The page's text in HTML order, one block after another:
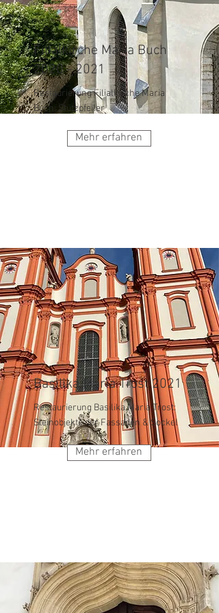
Filialkirche Maria Buch
2020 - 2021
Restaurierung Filialkirche Maria
Buch: Stützpfeiler
Mehr erfahren
Basilika Maria Trost 2021
Restaurierung Basilika Maria Trost:
Steinobjekte der Fassaden & Sockel
Mehr erfahren